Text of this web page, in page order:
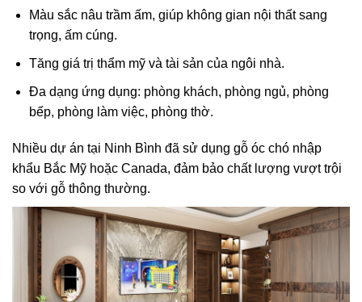
Màu sắc nâu trầm ấm, giúp không gian nội thất sang
trọng, ấm cúng.
Tăng giá trị thẩm mỹ và tài sản của ngôi nhà.
Đa dạng ứng dụng: phòng khách, phòng ngủ, phòng
bếp, phòng làm việc, phòng thờ.
Nhiều dự án tại Ninh Bình đã sử dụng gỗ óc chó nhập
khẩu Bắc Mỹ hoặc Canada, đảm bảo chất lượng vượt trội
so với gỗ thông thường.